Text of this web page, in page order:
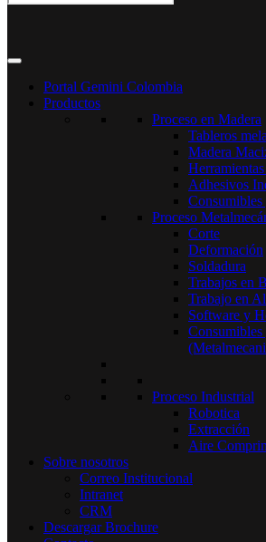
Portal Gemini Colombia
Productos
Proceso en Madera
Tableros
Madera
Adhesivos
Consumibles
Proceso
Corte
Deformación
Soldadura
Trabajos en
Trabajo en
Software y
Consumibles
Proceso Industrial
Robotica
Extracción
Aire
Sobre nosotros
Correo Institucional
Intranet
CRM
Descargar Brochure